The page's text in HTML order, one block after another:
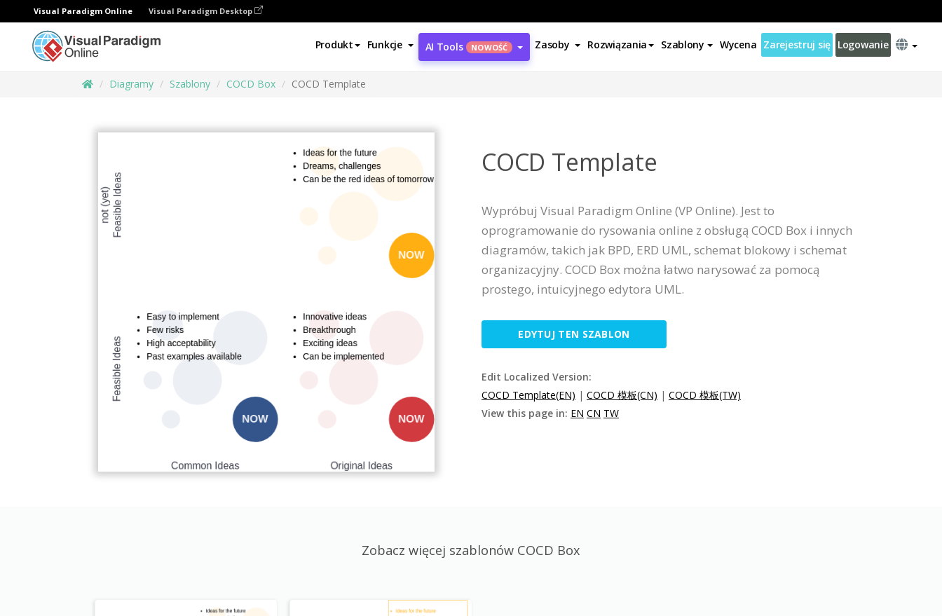
Visual Paradigm Online Visual Paradigm Desktop
Produkt Funkcje AI Tools NOWOŚĆ Zasoby Rozwiązania Szablony Wycena Zarejestruj się Logowanie
Diagramy Szablony COCD Box COCD Template
COCD Template
Wypróbuj Visual Paradigm Online (VP Online). Jest to
oprogramowanie do rysowania online z obsługą COCD Box i innych
diagramów, takich jak BPD, ERD UML, schemat blokowy i schemat
organizacyjny. COCD Box można łatwo narysować za pomocą
prostego, intuicyjnego edytora UML.
EDYTUJ TEN SZABLON
Edit Localized Version:
COCD Template(EN) | COCD 模板(CN) | COCD 模板(TW)
View this page in: EN CN TW
Zobacz więcej szablonów COCD Box